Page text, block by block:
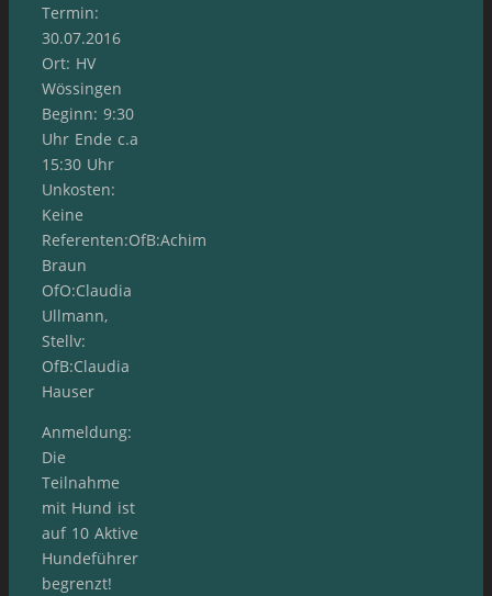
Termin:
30.07.2016
Ort: HV
Wössingen
Beginn: 9:30
Uhr Ende c.a
15:30 Uhr
Unkosten:
Keine
Referenten:OfB:Achim
Braun
OfO:Claudia
Ullmann,
Stellv:
OfB:Claudia
Hauser
Anmeldung:
Die
Teilnahme
mit Hund ist
auf 10 Aktive
Hundeführer
begrenzt!